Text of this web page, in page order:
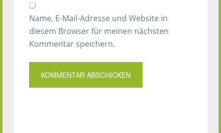
Name, E-Mail-Adresse und Website in
diesem Browser für meinen nächsten
Kommentar speichern.